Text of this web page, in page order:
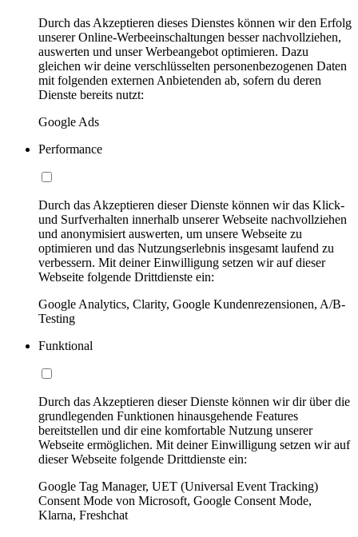
Durch das Akzeptieren dieses Dienstes können wir den Erfolg
unserer Online-Werbeeinschaltungen besser nachvollziehen,
auswerten und unser Werbeangebot optimieren. Dazu
gleichen wir deine verschlüsselten personenbezogenen Daten
mit folgenden externen Anbietenden ab, sofern du deren
Dienste bereits nutzt:
Google Ads
Performance
Durch das Akzeptieren dieser Dienste können wir das Klick-
und Surfverhalten innerhalb unserer Webseite nachvollziehen
und anonymisiert auswerten, um unsere Webseite zu
optimieren und das Nutzungserlebnis insgesamt laufend zu
verbessern. Mit deiner Einwilligung setzen wir auf dieser
Webseite folgende Drittdienste ein:
Google Analytics, Clarity, Google Kundenrezensionen, A/B-
Testing
Funktional
Durch das Akzeptieren dieser Dienste können wir dir über die
grundlegenden Funktionen hinausgehende Features
bereitstellen und dir eine komfortable Nutzung unserer
Webseite ermöglichen. Mit deiner Einwilligung setzen wir auf
dieser Webseite folgende Drittdienste ein:
Google Tag Manager, UET (Universal Event Tracking)
Consent Mode von Microsoft, Google Consent Mode,
Klarna, Freshchat